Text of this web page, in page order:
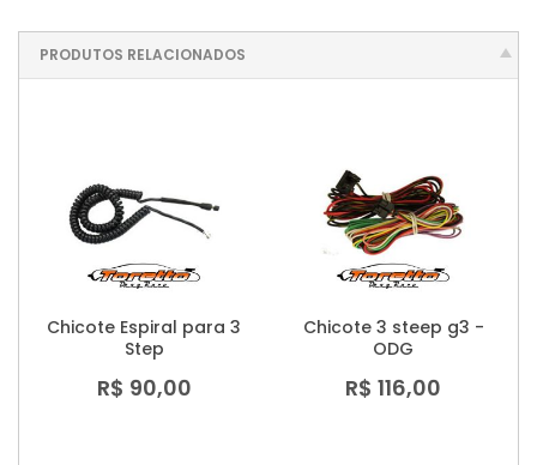
PRODUTOS RELACIONADOS
Chicote Espiral para 3
Step
R$ 90,00
Chicote 3 steep g3 -
ODG
R$ 116,00